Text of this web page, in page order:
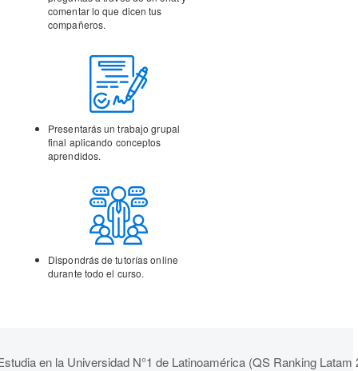
comentar lo que dicen tus
compañeros.
Presentarás un trabajo grupal
final aplicando conceptos
aprendidos.
Dispondrás de tutoríasonline
durante todo el curso.
en la Universidad N°1 de Latinoamérica (QS Ranking Latam